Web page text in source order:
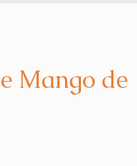
Mango de